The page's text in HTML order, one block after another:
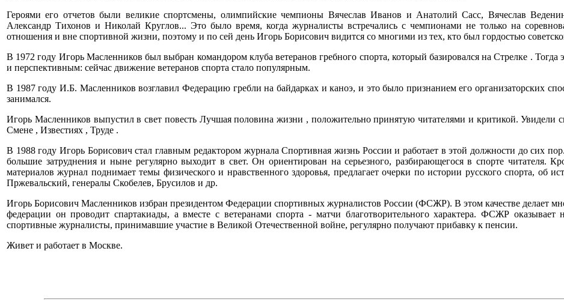
Героями его отчетов были великие спортсмены, олимпийские чемпионы Вячеслав Иванов и Анатолий Сасс, Вячеслав
Александр Тихонов и Николай Круглов... Это было время, когда журналисты встречались с чемпионами не только на
отношения и вне спортивной жизни, поэтому и по сей день Игорь Борисович видится со многими из тех, кто был гордостью
В 1972 году Игорь Масленников был выбран командором клуба ветеранов гребного спорта, который базировался на Стрелке .
и перспективным: сейчас движение ветеранов спорта стало популярным.
В 1987 году И.Б. Масленников возглавил Федерацию гребли на байдарках и каноэ, и это было признанием его организаторских
занимался.
Игорь Масленников выпустил в свет повесть Лучшая половина жизни , положительно принятую читателями и критикой. Увидели
Смене , Известиях , Труде .
В 1988 году Игорь Борисович стал главным редактором журнала Спортивная жизнь России и работает в этой должности до сих
большие затруднения и ныне регулярно выходит в свет. Он ориентирован на серьезного, разбирающегося в спорте читателя.
материалов журнал поднимает темы физического и нравственного здоровья, предлагает очерки по истории русского спорта, об
Пржевальский, генералы Скобелев, Брусилов и др.
Игорь Борисович Масленников избран президентом Федерации спортивных журналистов России (ФСЖР). В этом качестве делает
федерации он проводит спартакиады, а вместе с ветеранами спорта - матчи благотворительного характера. ФСЖР
спортивные журналисты, принимавшие участие в Великой Отечественной войне, регулярно получают прибавку к пенсии.
Живет и работает в Москве.